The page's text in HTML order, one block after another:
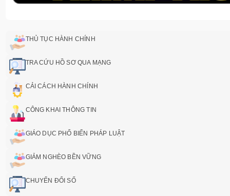
THỦ TỤC HÀNH CHÍNH
TRA CỨU HỒ SƠ QUA MẠNG
CẢI CÁCH HÀNH CHÍNH
CÔNG KHAI THÔNG TIN
GIÁO DỤC PHỔ BIẾN PHÁP LUẬT
GIẢM NGHÈO BỀN VỮNG
CHUYỂN ĐỔI SỐ